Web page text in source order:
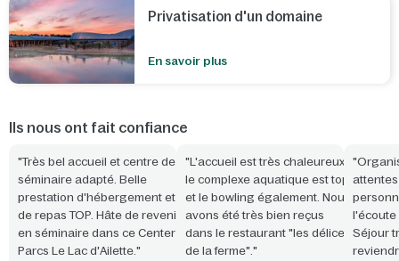
Privatisation d'un domaine
En savoir plus
Ils nous ont fait confiance
"Très bel accueil et centre de
séminaire adapté. Belle
prestation d'hébergement et
de repas TOP. Hâte de revenir
en séminaire dans ce Center
Parcs Le Lac d'Ailette."
"L'accueil est très chaleureux,
le complexe aquatique est top
et le bowling également. Nous
avons été très bien reçus
dans le restaurant "les délices
de la ferme"."
l'écoute
Séjour